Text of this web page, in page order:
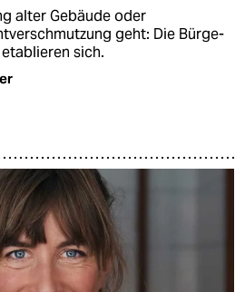
alter Gebäude oder
geht: Die Bür­ge­
sich.